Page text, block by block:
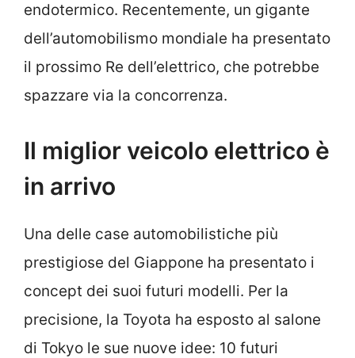
endotermico. Recentemente, un gigante
dell’automobilismo mondiale ha presentato
il prossimo Re dell’elettrico, che potrebbe
spazzare via la concorrenza.
Il miglior veicolo elettrico è
in arrivo
Una delle case automobilistiche più
prestigiose del Giappone ha presentato i
concept dei suoi futuri modelli. Per la
precisione, la Toyota ha esposto al salone
di Tokyo le sue nuove idee: 10 futuri